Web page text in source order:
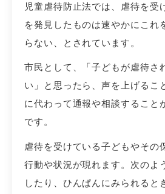
児童虐待防止法では、虐待を受
を発見したものは速やかにこれ
らない、とされています。
市民として、「子どもが虐待さ
い」と思ったら、声を上げるこ
に代わって通報や相談すること
です。
虐待を受けている子どもやその
行動や状況が現れます。次のよ
したり、ひんぱんにみられると